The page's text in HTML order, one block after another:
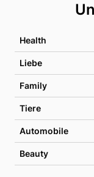
Health
Liebe
Family
Tiere
Automobile
Beauty